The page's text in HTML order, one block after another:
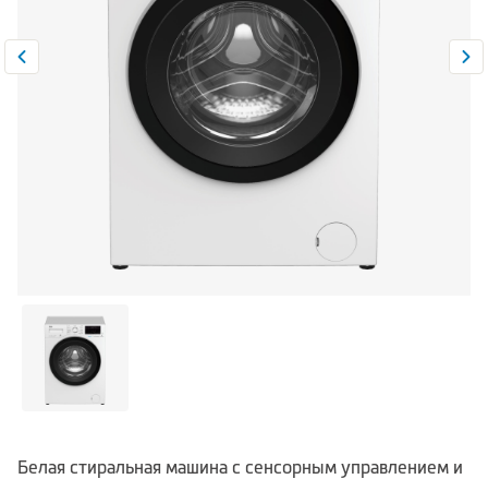
Белая стиральная машина с сенсорным управлением и